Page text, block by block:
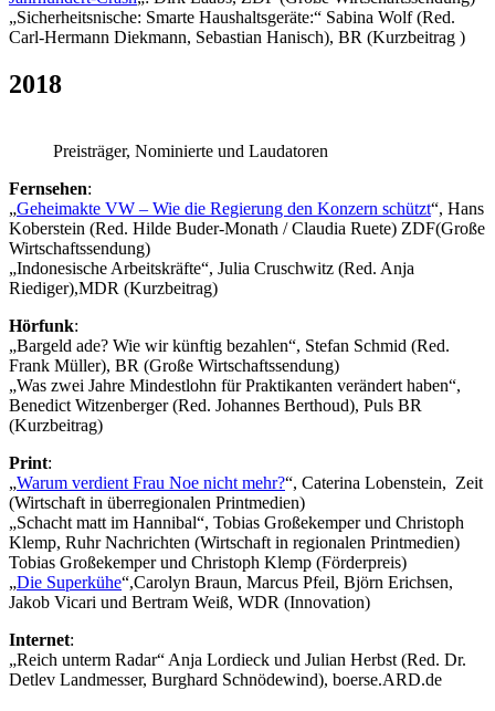
„Sicherheitsnische: Smarte Haushaltsgeräte:“ Sabina Wolf (Red.
Carl-Hermann Diekmann, Sebastian Hanisch), BR (Kurzbeitrag )
2018
Preisträger, Nominierte und Laudatoren
Fernsehen:
„Geheimakte VW – Wie die Regierung den Konzern schützt“, Hans
Koberstein (Red. Hilde Buder-Monath / Claudia Ruete) ZDF(Große
Wirtschaftssendung)
„Indonesische Arbeitskräfte“, Julia Cruschwitz (Red. Anja
Riediger),MDR (Kurzbeitrag)
Hörfunk:
„Bargeld ade? Wie wir künftig bezahlen“, Stefan Schmid (Red.
Frank Müller), BR (Große Wirtschaftssendung)
„Was zwei Jahre Mindestlohn für Praktikanten verändert haben“,
Benedict Witzenberger (Red. Johannes Berthoud), Puls BR
(Kurzbeitrag)
Print:
„Warum verdient Frau Noe nicht mehr?“, Caterina Lobenstein, Zeit
(Wirtschaft in überregionalen Printmedien)
„Schacht matt im Hannibal“, Tobias Großekemper und Christoph
Klemp, Ruhr Nachrichten (Wirtschaft in regionalen Printmedien)
Tobias Großekemper und Christoph Klemp (Förderpreis)
„Die Superkühe“,Carolyn Braun, Marcus Pfeil, Björn Erichsen,
Jakob Vicari und Bertram Weiß, WDR (Innovation)
Internet:
„Reich unterm Radar“ Anja Lordieck und Julian Herbst (Red. Dr.
Detlev Landmesser, Burghard Schnödewind), boerse.ARD.de